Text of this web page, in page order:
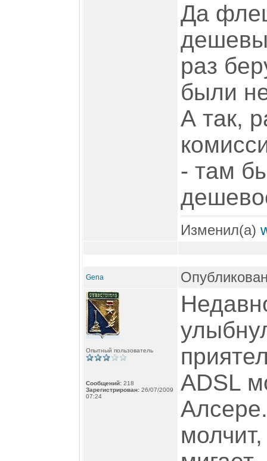
Да
раз
были
А так,
- там
Изменил(а)
Gena
Опытный пользователь
Сообщений: 218
Зарегистрирован: 26/07/2009
07:24
ADSL